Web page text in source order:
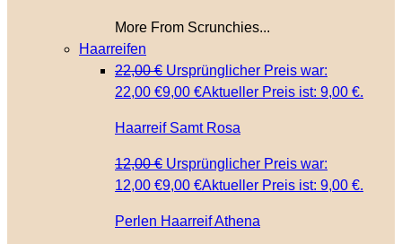
More From Scrunchies...
Haarreifen
22,00€ Ursprünglicher Preis war:
22,00 €9,00 €Aktueller Preis ist: 9,00 €.
Haarreif Samt Rosa
12,00€ Ursprünglicher Preis war:
12,00 €9,00 €Aktueller Preis ist: 9,00 €.
Perlen Haarreif Athena